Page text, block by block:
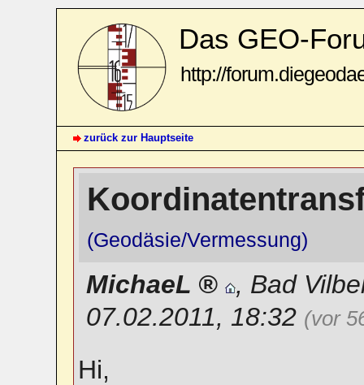
Das GEO-
http://
zurück zur Hauptseite
(Geodäsie/Vermessung)
MichaeL , Bad
07.02.2011, 18:32 (vor
Hi,